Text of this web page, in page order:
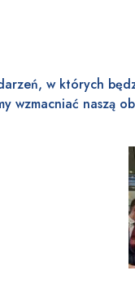
w których
wzmacniać naszą